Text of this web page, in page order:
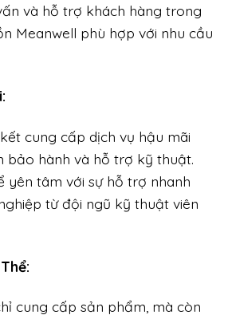
và hỗ trợ khách hàng trong
Meanwell phù hợp với nhu cầu
cung cấp dịch vụ hậu mãi
bảo hành và hỗ trợ kỹ thuật.
yên tâm với sự hỗ trợ nhanh
từ đội ngũ kỹ thuật viên
cung cấp sản phẩm, mà còn